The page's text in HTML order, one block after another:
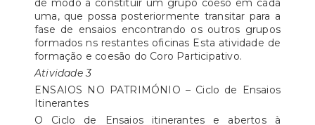
de modo a constituir um grupo coeso em cada
uma, que possa posteriormente transitar para a
fase de ensaios encontrando os outros grupos
formados ns restantes oficinas Esta atividade de
formação e coesão do Coro Participativo.
Atividade 3
ENSAIOS NO PATRIMÓNIO – Ciclo de Ensaios
Itinerantes
O Ciclo de Ensaios itinerantes e abertos à